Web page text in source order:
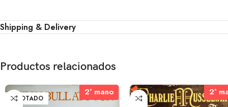
Shipping & Delivery
Productos relacionados
AGOTADO
2ª mano
2ª mano 2ª
2ª